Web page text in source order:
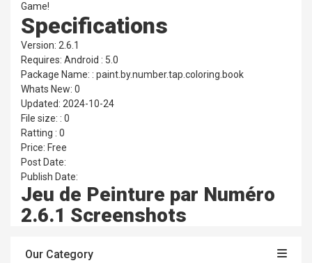
Game!
Specifications
Version: 2.6.1
Requires: Android : 5.0
Package Name: : paint.by.number.tap.coloring.book
Whats New: 0
Updated: 2024-10-24
File size: : 0
Ratting : 0
Price: Free
Post Date:
Publish Date:
Jeu de Peinture par Numéro
2.6.1 Screenshots
Our Category